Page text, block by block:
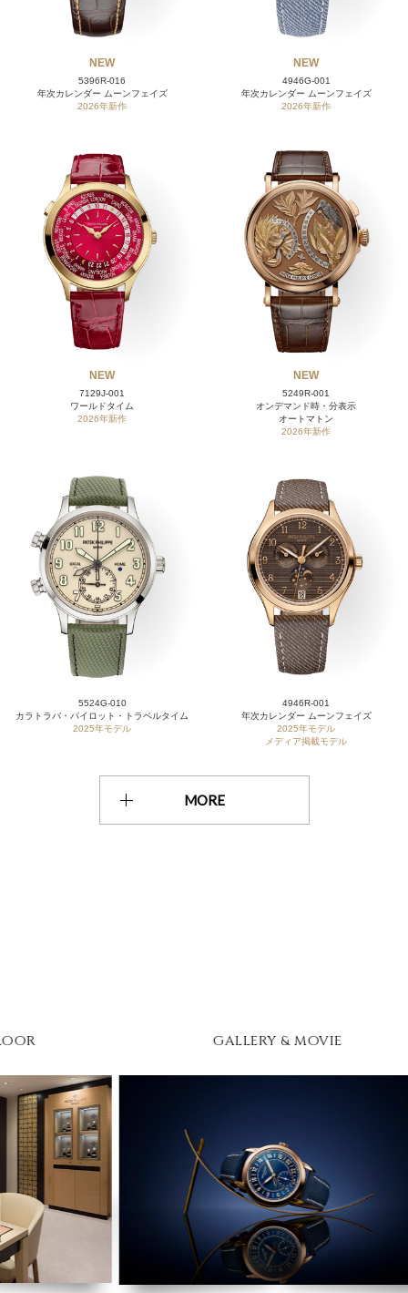
NEW
5396R-016
年次カレンダー ムーンフェイズ
2026年新作
NEW
4946G-001
年次カレンダー ムーンフェイズ
2026年新作
NEW
7129J-001
ワールドタイム
2026年新作
NEW
5249R-001
オンデマンド時・分表示
オートマトン
2026年新作
5524G-010
カラトラバ・パイロット・トラベルタイム
2025年モデル
4946R-001
年次カレンダー ムーンフェイズ
2025年モデル
メディア掲載モデル
MORE
GALLERY & MOVIE